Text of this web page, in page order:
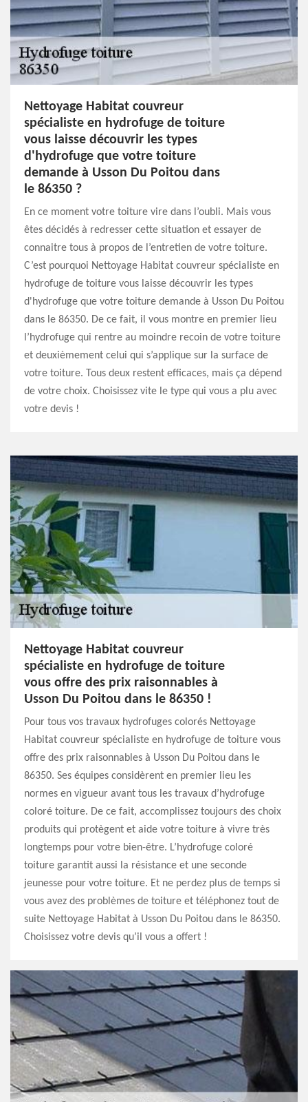
Nettoyage Habitat couvreur
spécialiste en hydrofuge de toiture
vous laisse découvrir les types
d'hydrofuge que votre toiture
demande à Usson Du Poitou dans
le 86350 ?
En ce moment votre toiture vire dans l’oubli. Mais vous
êtes décidés à redresser cette situation et essayer de
connaitre tous à propos de l’entretien de votre toiture.
C’est pourquoi Nettoyage Habitat couvreur spécialiste en
hydrofuge de toiture vous laisse découvrir les types
d'hydrofuge que votre toiture demande à Usson Du Poitou
dans le 86350. De ce fait, il vous montre en premier lieu
l’hydrofuge qui rentre au moindre recoin de votre toiture
et deuxièmement celui qui s’applique sur la surface de
votre toiture. Tous deux restent efficaces, mais ça dépend
de votre choix. Choisissez vite le type qui vous a plu avec
votre devis !
Nettoyage Habitat couvreur
spécialiste en hydrofuge de toiture
vous offre des prix raisonnables à
Usson Du Poitou dans le 86350 !
Pour tous vos travaux hydrofuges colorés Nettoyage
Habitat couvreur spécialiste en hydrofuge de toiture vous
offre des prix raisonnables à Usson Du Poitou dans le
86350. Ses équipes considèrent en premier lieu les
normes en vigueur avant tous les travaux d’hydrofuge
coloré toiture. De ce fait, accomplissez toujours des choix
produits qui protègent et aide votre toiture à vivre très
longtemps pour votre bien-être. L’hydrofuge coloré
toiture garantit aussi la résistance et une seconde
jeunesse pour votre toiture. Et ne perdez plus de temps si
vous avez des problèmes de toiture et téléphonez tout de
suite Nettoyage Habitat à Usson Du Poitou dans le 86350.
Choisissez votre devis qu’il vous a offert !